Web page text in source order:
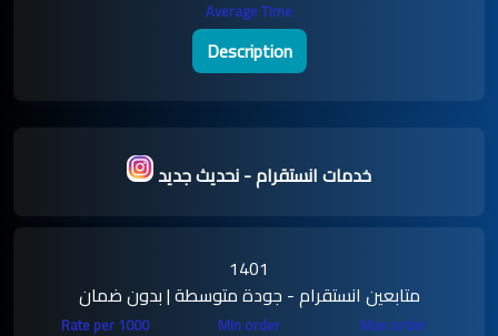
Description
خدمات انستقرام - نحديث جديد
1401
متابعين انستقرام - جودة متوسطة | بدون ضمان